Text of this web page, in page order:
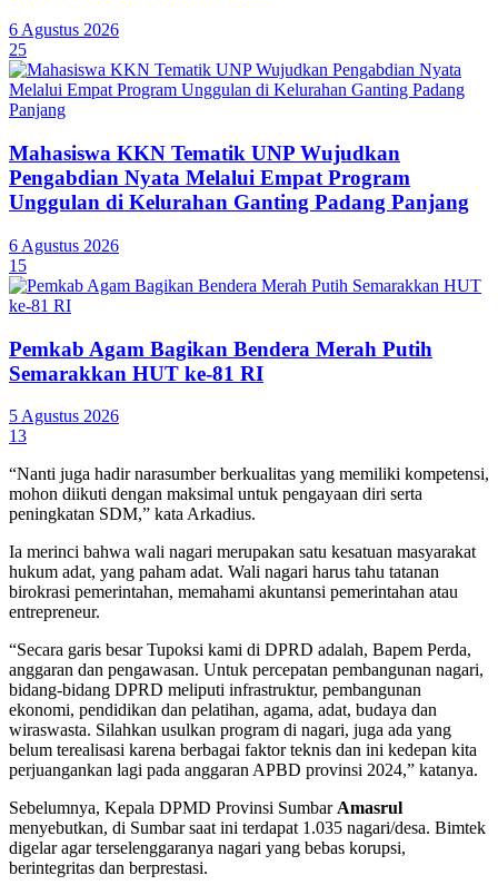
6 Agustus 2026
25
Mahasiswa KKN Tematik UNP Wujudkan
Pengabdian Nyata Melalui Empat Program
Unggulan di Kelurahan Ganting Padang Panjang
6 Agustus 2026
15
Pemkab Agam Bagikan Bendera Merah Putih
Semarakkan HUT ke-81 RI
5 Agustus 2026
13
“Nanti juga hadir narasumber berkualitas yang memiliki kompetensi,
mohon diikuti dengan maksimal untuk pengayaan diri serta
peningkatan SDM,” kata Arkadius.
Ia merinci bahwa wali nagari merupakan satu kesatuan masyarakat
hukum adat, yang paham adat. Wali nagari harus tahu tatanan
birokrasi pemerintahan, memahami akuntansi pemerintahan atau
entrepreneur.
“Secara garis besar Tupoksi kami di DPRD adalah, Bapem Perda,
anggaran dan pengawasan. Untuk percepatan pembangunan nagari,
bidang-bidang DPRD meliputi infrastruktur, pembangunan
ekonomi, pendidikan dan pelatihan, agama, adat, budaya dan
wiraswasta. Silahkan usulkan program di nagari, juga ada yang
belum terealisasi karena berbagai faktor teknis dan ini kedepan kita
perjuangankan lagi pada anggaran APBD provinsi 2024,” katanya.
Sebelumnya, Kepala DPMD Provinsi Sumbar Amasrul
menyebutkan, di Sumbar saat ini terdapat 1.035 nagari/desa. Bimtek
digelar agar terselenggaranya nagari yang bebas korupsi,
berintegritas dan berprestasi.